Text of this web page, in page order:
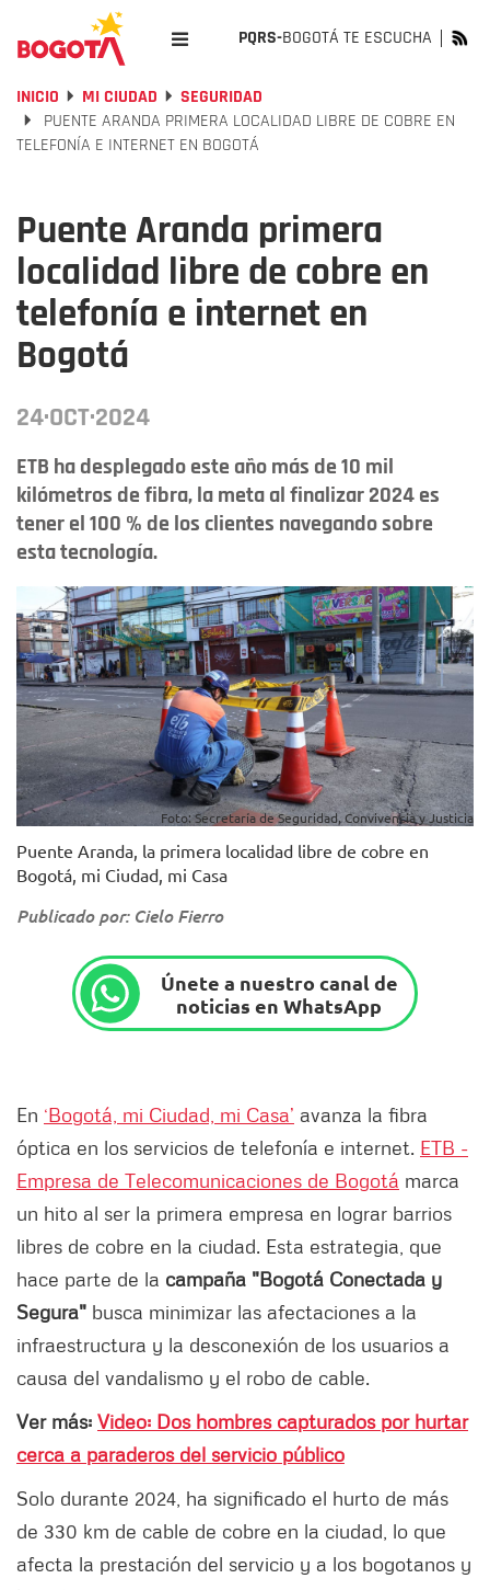
PQRS-BOGOTÁ TE ESCUCHA
INICIO MI CIUDAD
SEGURIDAD
PUENTE ARANDA PRIMERA LOCALIDAD LIBRE DE COBRE EN
TELEFONÍA E INTERNET EN BOGOTÁ
Puente Aranda primera
localidad libre de cobre en
telefonía e internet en
Bogotá
24·OCT·2024
ETB ha desplegado este año más de 10 mil
kilómetros de fibra, la meta al finalizar 2024 es
tener el 100 % de los clientes navegando sobre
esta tecnología.
Foto: Secretaría de Seguridad, Convivencia y Justicia
Puente Aranda, la primera localidad libre de cobre en
Bogotá, mi Ciudad, mi Casa
Publicado por: Cielo Fierro
Únete a nuestro canal de
noticias en WhatsApp
En ‘Bogotá, mi Ciudad, mi Casa’ avanza la fibra
óptica en los servicios de telefonía e internet. ETB -
Empresa de Telecomunicaciones de Bogotá marca
un hito al ser la primera empresa en lograr barrios
libres de cobre en la ciudad. Esta estrategia, que
hace parte de la campaña "Bogotá Conectada y
Segura" busca minimizar las afectaciones a la
infraestructura y la desconexión de los usuarios a
causa del vandalismo y el robo de cable.
Ver más: Video: Dos hombres capturados por hurtar
cerca a paraderos del servicio público
Solo durante 2024, ha significado el hurto de más
de 330 km de cable de cobre en la ciudad, lo que
afecta la prestación del servicio y a los bogotanos y